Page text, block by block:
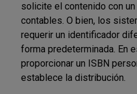
solicite el contenido con
contables. O bien, los
requerir un identificador
forma predeterminada. En
proporcionar un ISBN
establece la distribución.